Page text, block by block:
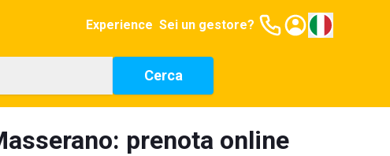
Experience Sei un gestore?
Cerca
prenota online